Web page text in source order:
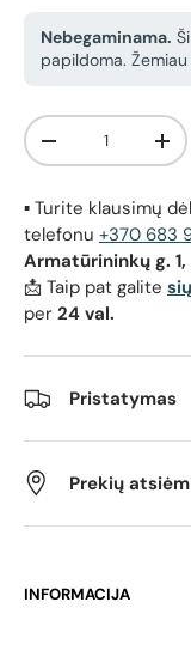
Nebegaminama.
papildoma.
Kiekis
Sumažinti kiekį
▪️ Turite klausimų
telefonu +370 683
Armatūrininkų g. 1,
📩 Taip pat galite
per 24 val.
Pristatymas
Prekių
INFORMACIJA